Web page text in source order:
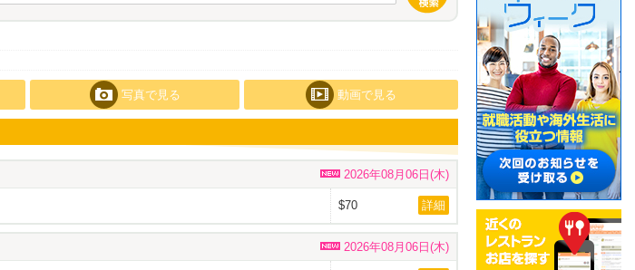
写真で見る 動画で見る
2026年08月06日(木)
$70 詳細
2026年08月06日(木)